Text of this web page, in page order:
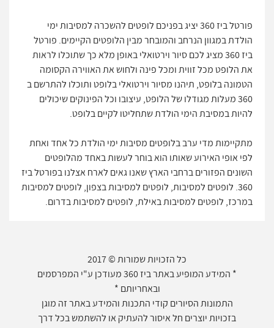
פורטל ביז 360 יציג בפניכם לופטים להשכרה למסיבות ימי
הולדת במגוון הנרחב והמובחר מבין הלופטים הקיימים. פורטל
ביז 360 מציג לכם סיור וירטואלי באופן מלא כך שתוכלו לראות
את הלופט מכל זווית ומכל פינה ולחוש את האווירה הקסומה
הטמונה בלופט, תיהנו מסיור וירטואלי בלופט ותוכלו להתרשם ב
360 מעלות מגודלו של הלופט, עיצובו וכל הפינוקים שיכולים
להיות במסיבת הימי הולדת שתחליטו לקיים בלופט.
מתקיימות מדי ערב בלופטים מסיבות ימי הולדת כל אחד ואחת
לפי אופי האירוע שאותו הוא בוחר לעשות באחד מהלופטים
השונים הפזורים ברחבי הארץ שאנו גאים לארח אצלנו בפורטל ביז
360. לופטים למסיבות, לופטים למסיבות בצפון, לופטים למסיבות
במרכז, לופטים למסיבות באילת, לופטים למסיבות בדרום.
כל הזכויות שמורות © 2017
* המידע המופיע באתר ביז 360 מעודכן ע"י המפרסמים
ובאחריותם *
התמונות הסיורים קודי התכנות והמידע באתר זה מוגן
בזכויות יוצרים חל איסור להעתיק או להשתמש בכל דרך